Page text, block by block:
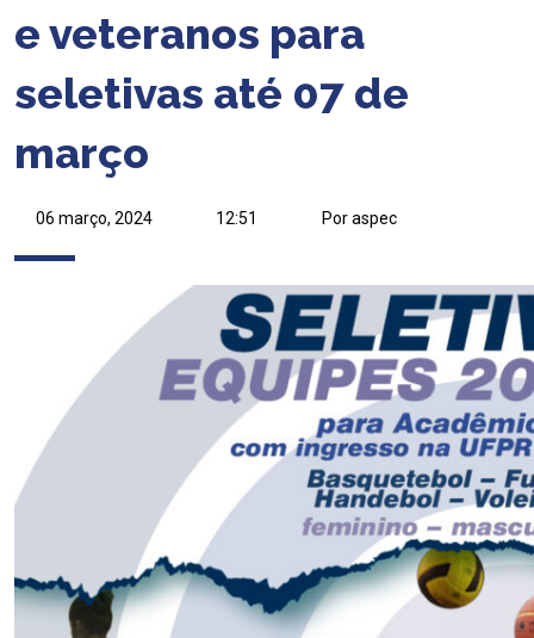
e veteranos para
seletivas até 07 de
março
06 março, 2024 12:51 Por aspec